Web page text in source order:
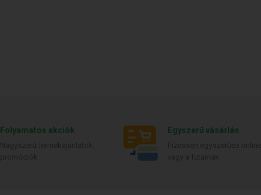
Folyamatos akciók Egyszerű vásárlás